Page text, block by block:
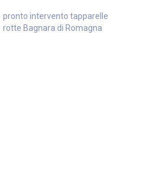
pronto intervento tapparelle
rotte Bagnara di Romagna